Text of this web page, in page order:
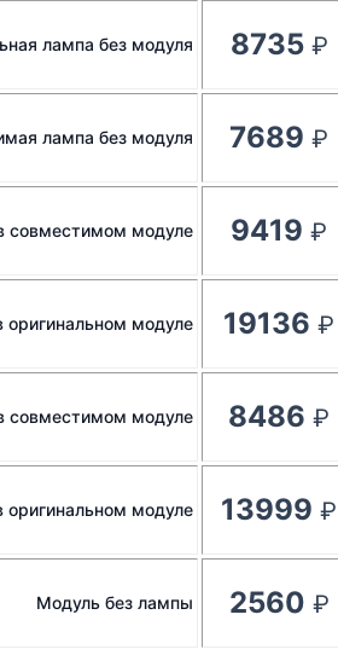
лампа без модуля 8735₽
лампа без модуля 7689 ₽
совместимом модуле 9419 ₽
оригинальном модуле 19136 ₽
совместимом модуле 8486 ₽
модуле 13999 ₽
Модуль без лампы 2560 ₽